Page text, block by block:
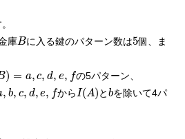
庫B
Bに入る鍵のパターン数は5
5個、ま
) = a, c, d, e, f
)= ,f
の5パターン、
, b, c, d, e, f
b, c, d, , からI(A)
I(A) とb
bを除いて4パ